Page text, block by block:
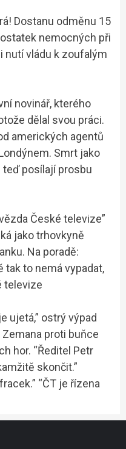
Dostanu odměnu 15
nemocných při
nutí vládu k zoufalým
novinář, kterého
dělal svou práci.
amerických agentů
Smrt jako
posílají prosbu
České televize”
jako trhovkyně
Na poradě:
tak to nemá vypadat,
televize
ujetá,” ostrý výpad
proti buňce
hor. “Ředitel Petr
skončit.”
“ČT je řízena